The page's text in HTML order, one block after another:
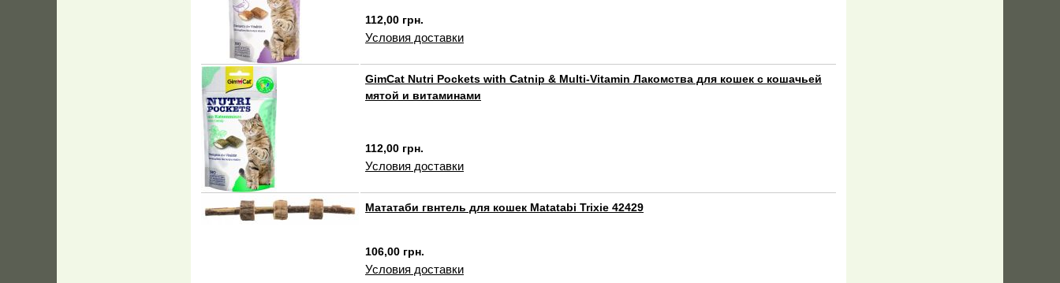
112,00 грн.
Условия доставки
GimCat Nutri Pockets with Catnip & Multi-Vitamin Лакомства для кошек с кошачьей
мятой и витаминами
112,00 грн.
Условия доставки
Мататаби гвнтель для кошек Matatabi Trixie 42429
106,00 грн.
Условия доставки